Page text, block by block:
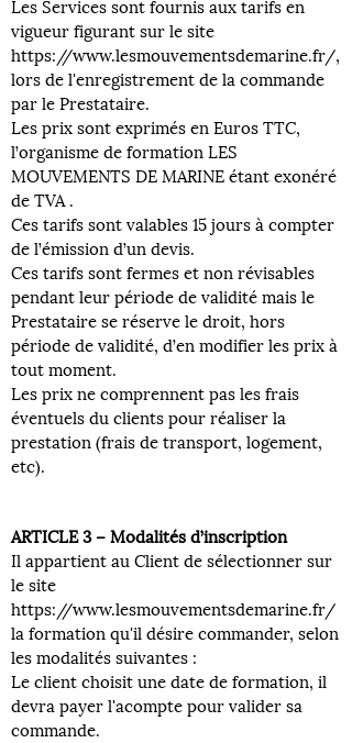
Les Services sont fournis aux tarifs en
vigueur figurant sur le site
https://www.lesmouvementsdemarine.fr/,
lors de l'enregistrement de la commande
par le Prestataire.
Les prix sont exprimés en Euros TTC,
l’organisme de formation LES
MOUVEMENTS DE MARINE étant exonéré
de TVA .
Ces tarifs sont valables 15 jours à compter
de l’émission d’un devis.
Ces tarifs sont fermes et non révisables
pendant leur période de validité mais le
Prestataire se réserve le droit, hors
période de validité, d’en modifier les prix à
tout moment.
Les prix ne comprennent pas les frais
éventuels du clients pour réaliser la
prestation (frais de transport, logement,
etc).
ARTICLE 3 – Modalités d’inscription
Il appartient au Client de sélectionner sur
le site
https://www.lesmouvementsdemarine.fr/
la formation qu'il désire commander, selon
les modalités suivantes :
Le client choisit une date de formation, il
devra payer l'acompte pour valider sa
commande.